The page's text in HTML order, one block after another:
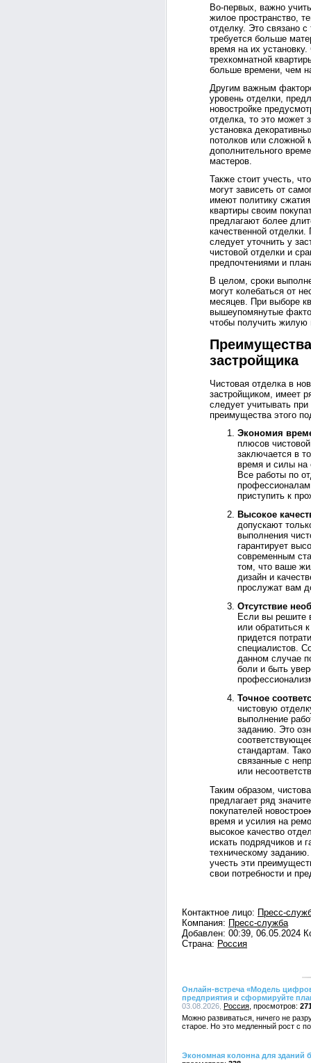
Во-первых, важно
жилое пространство,
отделку. Это связано
требуется больше
время на их
трехкомнатной
больше времени, чем
Другим важным
уровень отделки,
новостройке
отделка, то это может
установка
потолков или сложной
дополнительного
мастеров.
Также стоит учесть,
могут зависеть от
имеют политику
квартиры своим
предлагают более
качественной
следует уточнить у
чистовой отделки и
предпочтениями и
В целом, сроки
могут колебаться от
месяцев. При выборе
вышеупомянутые
чтобы получить
застройщика
Чистовая отделка в
застройщиком, имеет
следует учитывать
преимущества этого
Экономия
плюсов
заключается в
время и силы на
Все работы по
приступить к
Высокое
допускают
выполнения
гарантирует
современным
том, что ваше
дизайн и
прослужат вам
Отсутствие
Если вы решите
или обратиться
придется
специалистов.
данном случае
боли и быть
Точное
чистовую
выполнение
заданию. Это
стандартам.
связанные с
или
Таким образом,
предлагает ряд
покупателей
время и усилия на
высокое качество
искать подрядчиков и
техническому
учесть эти
свои потребности и
Контактное лицо: Пресс-
Компания: Пресс-служба
Добавлен: 00:39, 06.05.2024
Страна: Россия
Онлайн-встреча «Модель
предприятия и сформируйте
03.08.2026, Россия
Можно развиваться, ничего не
старое. Но это медленный рост с
Экономная колонна для зданий